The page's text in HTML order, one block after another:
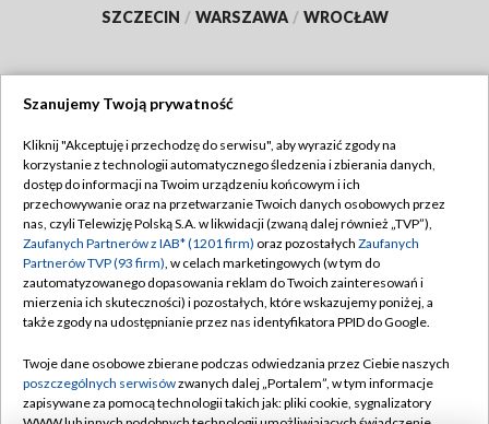
SZCZECIN / WARSZAWA / WROCŁAW
TVP
Abonament TVP
Emisja w TVP
Centrum informacji TVP
Naziemna Telewizja Cyfrowa
Rada Programowa
System NOS
Regulamin TVP
Polityka prywatności
Moje zgody
Pomoc
Kontakt
Szanujemy Twoją prywatność
Kliknij "Akceptuję i przechodzę do serwisu", aby wyrazić zgody na
korzystanie z technologii automatycznego śledzenia i zbierania danych,
dostęp do informacji na Twoim urządzeniu końcowym i ich
przechowywanie oraz na przetwarzanie Twoich danych osobowych przez
nas, czyli Telewizję Polską S.A. w likwidacji (zwaną dalej również „TVP”),
Zaufanych Partnerów z IAB* (1201 firm) oraz pozostałych Zaufanych
Partnerów TVP (93 firm), w celach marketingowych (w tym do
zautomatyzowanego dopasowania reklam do Twoich zainteresowań i
mierzenia ich skuteczności) i pozostałych, które wskazujemy poniżej, a
także zgody na udostępnianie przez nas identyfikatora PPID do Google.
Twoje dane osobowe zbierane podczas odwiedzania przez Ciebie naszych
poszczególnych serwisówzwanych dalej „Portalem”, w tym informacje
zapisywane za pomocą technologii takich jak: pliki cookie, sygnalizatory